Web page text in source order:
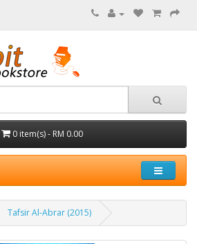
0 item(s) - RM 0.00
Tafsir Al-Abrar (2015)